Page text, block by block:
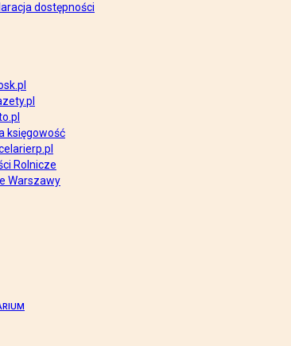
dostępności
księgowość
Rolnicze
Warszawy